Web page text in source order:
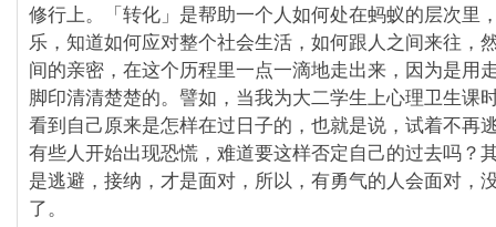
修行上。「转化」是帮助一个人如何处在蚂蚁的层次里
乐，知道如何应对整个社会生活，如何跟人之间来往，
间的亲密，在这个历程里一点一滴地走出来，因为是用
脚印清清楚楚的。譬如，当我为大二学生上心理卫生课
看到自己原来是怎样在过日子的，也就是说，试着不再
有些人开始出现恐慌，难道要这样否定自己的过去吗？
是逃避，接纳，才是面对，所以，有勇气的人会面对，
了。